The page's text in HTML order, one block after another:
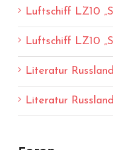
Luftschiff LZ10
Luftschiff LZ10
Literatur
Literatur